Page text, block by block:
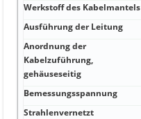
Werkstoff des Kabelmantels
Ausführung der Leitung
Anordnung der
Kabelzuführung,
gehäuseseitig
Bemessungsspannung
Strahlenvernetzt